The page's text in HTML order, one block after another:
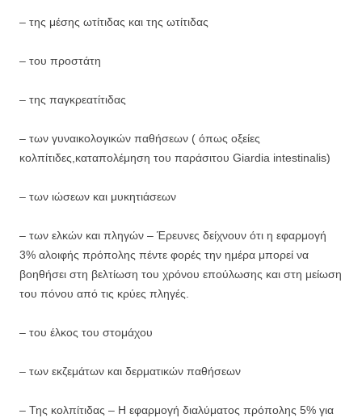
– της μέσης ωτίτιδας και της ωτίτιδας
– του προστάτη
– της παγκρεατίτιδας
– των γυναικολογικών παθήσεων ( όπως οξείες
κολπίτιδες,καταπολέμηση του παράσιτου Giardia intestinalis)
– των ιώσεων και μυκητιάσεων
– των ελκών και πληγών – Έρευνες δείχνουν ότι η εφαρμογή
3% αλοιφής πρόπολης πέντε φορές την ημέρα μπορεί να
βοηθήσει στη βελτίωση του χρόνου επούλωσης και στη μείωση
του πόνου από τις κρύες πληγές.
– του έλκος του στομάχου
– των εκζεμάτων και δερματικών παθήσεων
– Της κολπίτιδας – Η εφαρμογή διαλύματος πρόπολης 5% για